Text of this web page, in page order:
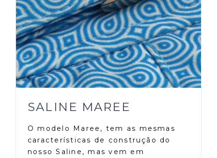
SALINE MAREE
O modelo Maree, tem as mesmas
características de construção do
nosso Saline, mas vem em